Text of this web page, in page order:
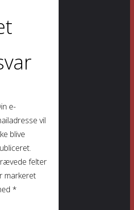
e-
vil
blive
felter
markeret
*